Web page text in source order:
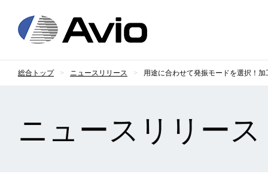
総合トップ ニュースリリース 用途に合わせて発振モードを選択！
ニュースリリース